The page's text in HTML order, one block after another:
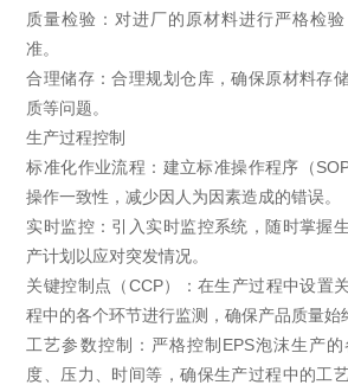
质量检验：对进厂的原材料进行严格检
准。
合理储存：合理规划仓库，确保原材料存
质等问题。
生产过程控制
标准化作业流程：建立标准操作程序（
操作一致性，减少因人为因素造成的错误。
实时监控：引入实时监控系统，随时掌握
产计划以应对突发情况。
关键控制点（CCP）：在生产过程中设置
程中的各个环节进行监测，确保产品质量始
工艺参数控制：严格控制EPS泡沫生产
度、压力、时间等，确保生产过程中的工